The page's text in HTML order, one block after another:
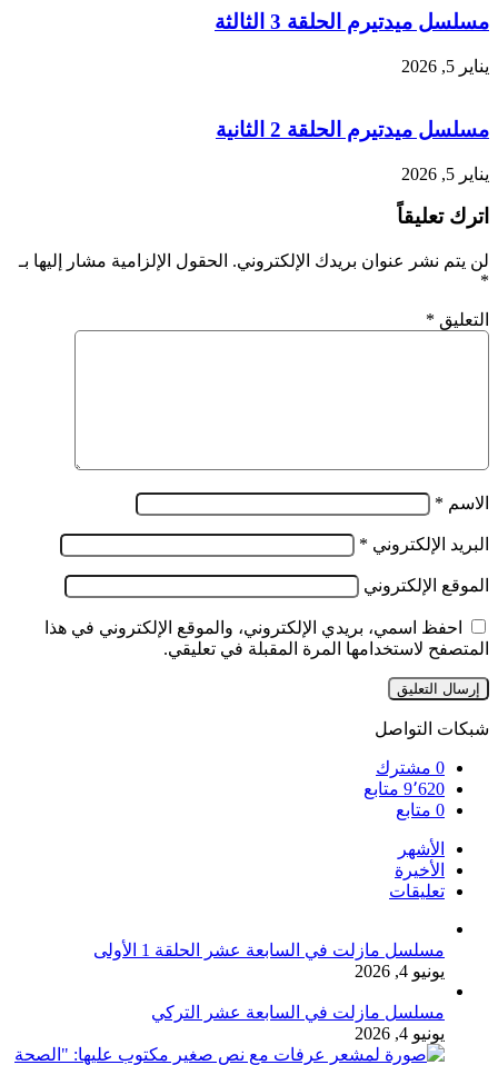
مسلسل ميدتيرم الحلقة 3 الثالثة
يناير 5, 2026
مسلسل ميدتيرم الحلقة 2 الثانية
يناير 5, 2026
اترك تعليقاً
لن يتم نشر عنوان بريدك الإلكتروني. الحقول الإلزامية مشار إليها بـ
*
التعليق *
الاسم *
البريد الإلكتروني *
الموقع الإلكتروني
احفظ اسمي، بريدي الإلكتروني، والموقع الإلكتروني في هذا
المتصفح لاستخدامها المرة المقبلة في تعليقي.
شبكات التواصل
0 مشترك
9٬620 متابع
0 متابع
الأشهر
الأخيرة
تعليقات
مسلسل مازلت في السابعة عشر الحلقة 1 الأولى
يونيو 4, 2026
مسلسل مازلت في السابعة عشر التركي
يونيو 4, 2026